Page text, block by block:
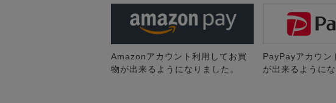
Amazonアカウント利用してお買
物が出来るようになりました。
PayPayアカウン
が出来るようにな